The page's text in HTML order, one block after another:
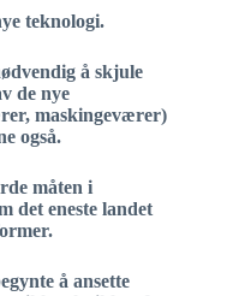
teknologi.
å skjule
de nye
maskingeværer)
også.
måten i
det eneste landet
å ansette